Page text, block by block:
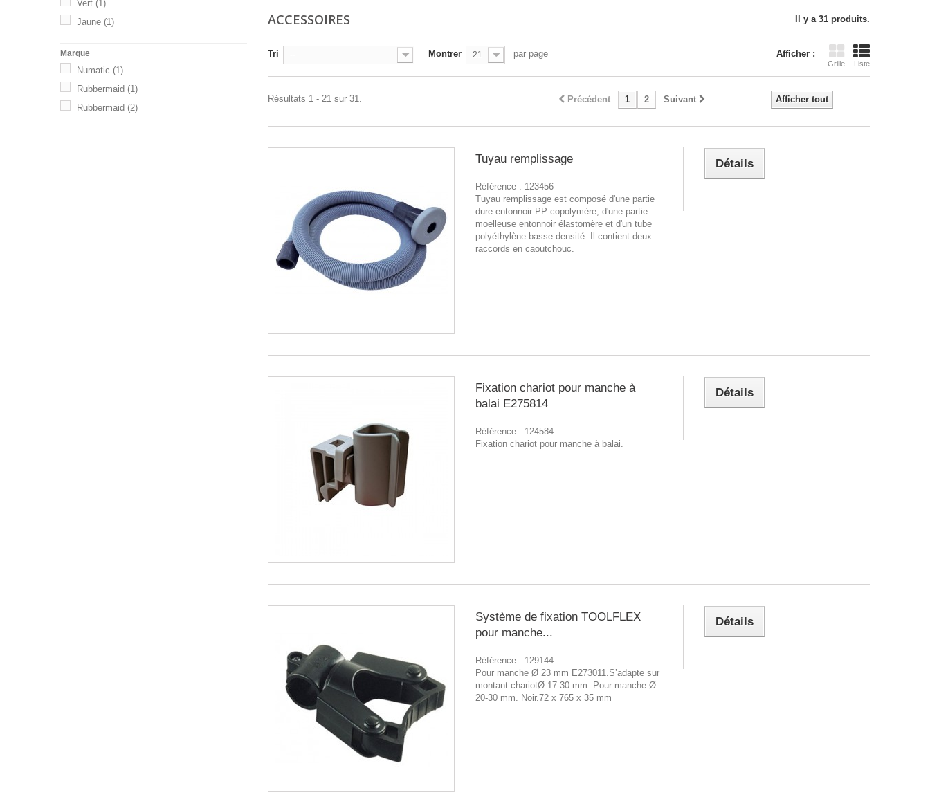
Vert (1)
Jaune (1)
Marque
Numatic (1)
Rubbermaid (1)
Rubbermaid (2)
ACCESSOIRES Il y a 31 produits.
Afficher :
Grille Liste
Tri -- Montrer 21 par page
Afficher tout
Précédent 1 2 Suivant
Résultats 1 - 21 sur 31.
Tuyau remplissage
Référence : 123456
Tuyau remplissage est composé d'une partie
dure entonnoir PP copolymère, d'une partie
moelleuse entonnoir élastomère et d'un tube
polyéthylène basse densité. Il contient deux
raccords en caoutchouc.
Détails
Fixation chariot pour manche à
balai E275814
Référence : 124584
Fixation chariot pour manche à balai.
Détails
Système de fixation TOOLFLEX
pour manche...
Référence : 129144
Pour manche Ø 23 mm E273011.S’adapte sur
montant chariotØ 17-30 mm. Pour manche.Ø
20-30 mm. Noir.72 x 765 x 35 mm
Détails